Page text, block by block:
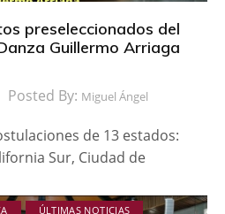
preseleccionados del
Guillermo Arriaga
Posted By: Miguel Ángel
de 13 estados:
Sur, Ciudad de
ÚLTIMAS NOTICIAS